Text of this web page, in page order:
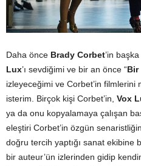
Daha önce Brady Corbet’in
Lux’ı sevdiğimi ve bir an önce “Bir
izleyeceğimi ve Corbet’in
isterim. Birçok kişi Corbet’in, Vox
ya da onu kopyalamaya çalışan
eleştiri Corbet’in özgün
doğru tercih yaptığı sanat ekibine
bir auteur’ün izlerinden gidip